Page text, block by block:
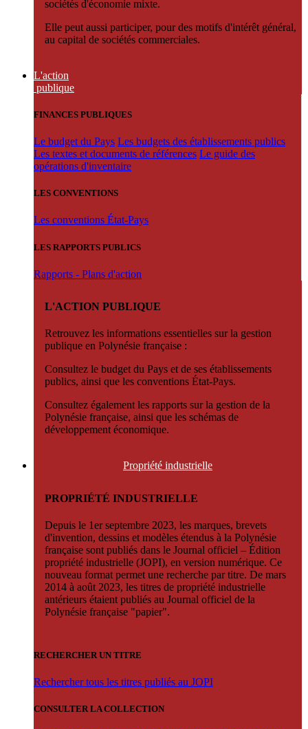
sociétés d'économie mixte.
Elle peut aussi participer, pour des motifs d'intérêt général,
au capital de sociétés commerciales.
L'action
publique
FINANCES PUBLIQUES
Le budget du Pays Les budgets des établissements publics
Les textes et documents de références Le guide des
opérations d'inventaire
LES CONVENTIONS
Les conventions État-Pays
LES RAPPORTS PUBLICS
Rapports - Plans d'action
L'ACTION PUBLIQUE
Retrouvez les informations essentielles sur la gestion
publique en Polynésie française :
Consultez le budget du Pays et de ses établissements
publics, ainsi que les conventions État-Pays.
Consultez également les rapports sur la gestion de la
Polynésie française, ainsi que les schémas de
développement économique.
Propriété industrielle
PROPRIÉTÉ INDUSTRIELLE
Depuis le 1er septembre 2023, les marques, brevets
d'invention, dessins et modèles étendus à la Polynésie
française sont publiés dans le Journal officiel – Édition
propriété industrielle (JOPI), en version numérique. Ce
nouveau format permet une recherche par titre. De mars
2014 à août 2023, les titres de propriété industrielle
antérieurs étaient publiés au Journal officiel de la
Polynésie française "papier".
RECHERCHER UN TITRE
Rechercher tous les titres publiés au JOPI
CONSULTER LA COLLECTION